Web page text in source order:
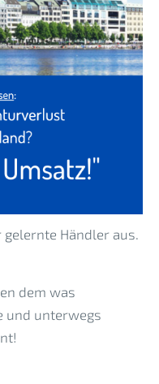
Händler aus.
dem was
und unterwegs